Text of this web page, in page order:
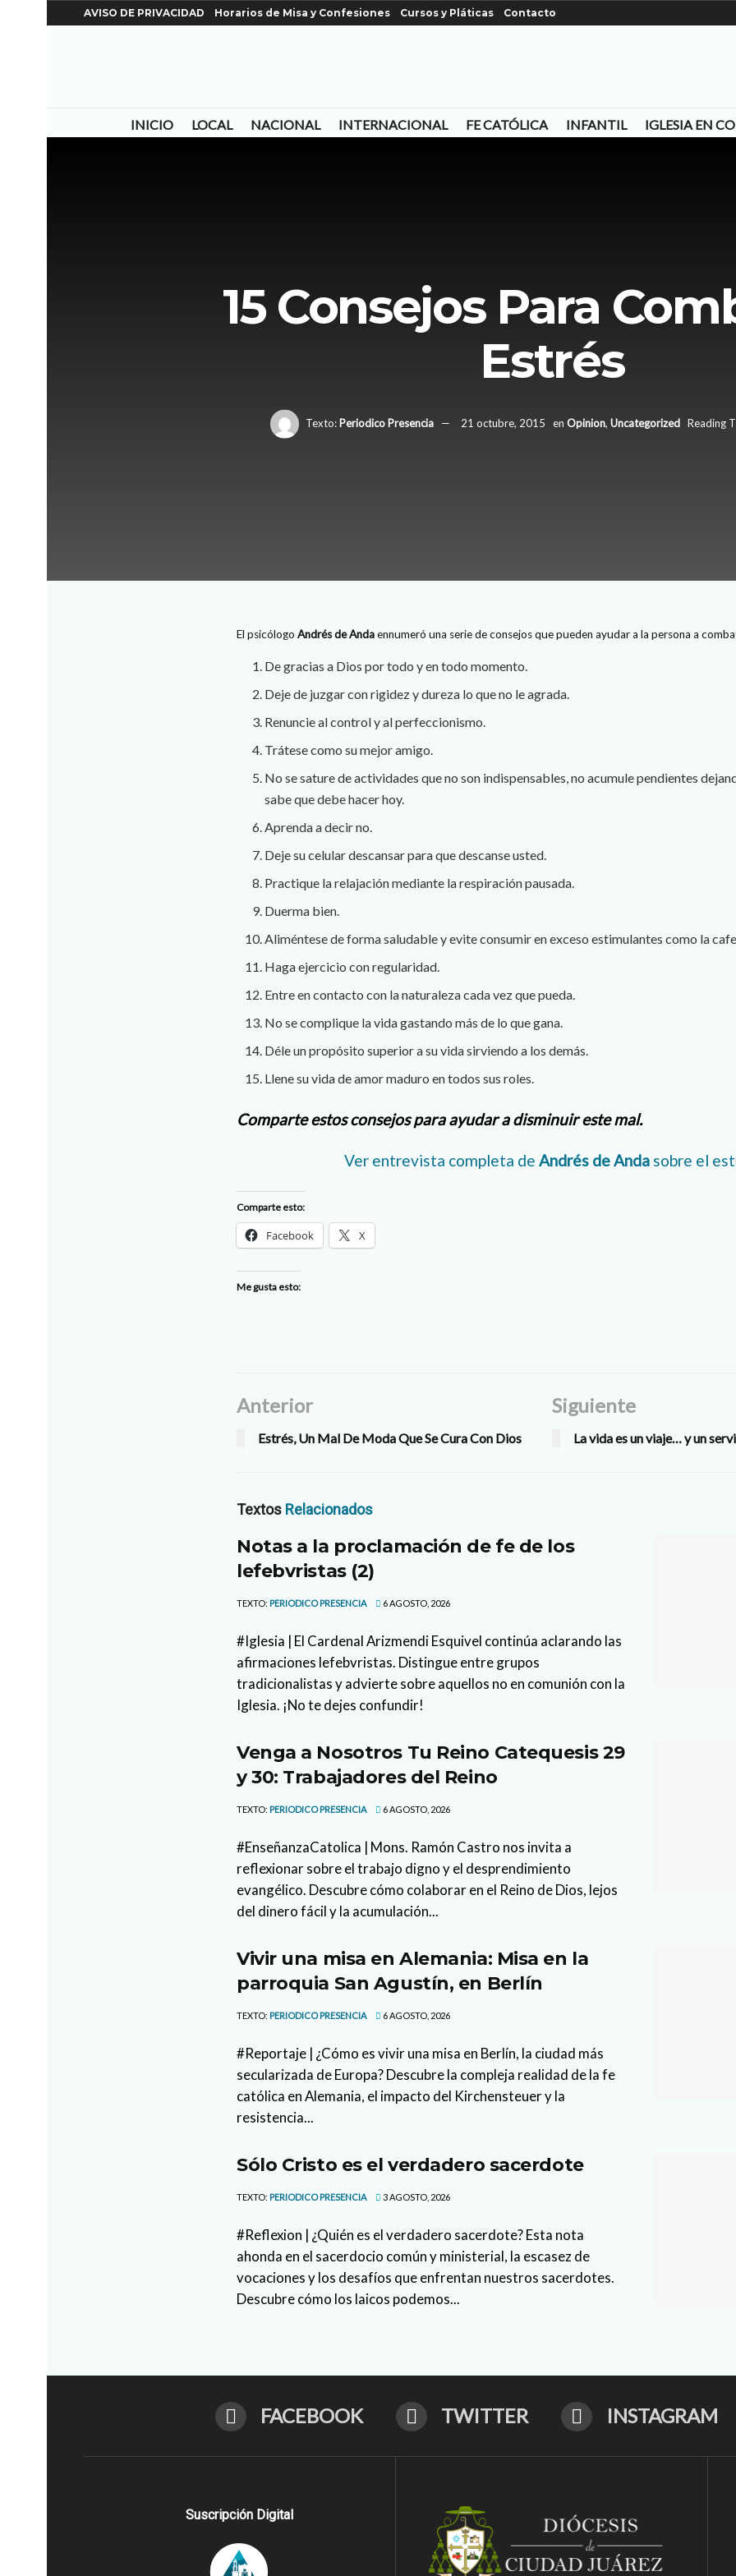
AVISO DE PRIVACIDAD Horarios de Misa y Confesiones Cursos y Pláticas Contacto
INICIO LOCAL NACIONAL INTERNACIONAL FE CATÓLICA INFANTIL IGLESIA EN
15 Consejos Para
Estrés
Texto: Periodico Presencia 21 octubre, 2015 en Opinion, Uncategorized Reading
El psicólogo Andrés de Andaennumeró una serie de consejos que pueden ayudar a la persona a
De gracias a Dios por todo y en todo momento.
Deje de juzgar con rigidez y dureza lo que no le agrada.
Renuncie al control y al perfeccionismo.
Trátese como su mejor amigo.
No se sature de actividades que no son indispensables, no acumule pendientes
sabe que debe hacer hoy.
Aprenda a decir no.
Deje su celular descansar para que descanse usted.
Practique la relajación mediante la respiración pausada.
Duerma bien.
Aliméntese de forma saludable y evite consumir en exceso estimulantes como la
Haga ejercicio con regularidad.
Entre en contacto con la naturaleza cada vez que pueda.
No se complique la vida gastando más de lo que gana.
Déle un propósito superior a su vida sirviendo a los demás.
Llene su vida de amor maduro en todos sus roles.
Comparte estos consejos para ayudar a disminuir este mal.
Ver entrevista completa de Andrés de Anda sobre el
Comparte esto:
Facebook X
Me gusta esto:
Anterior
Estrés, Un Mal De Moda Que Se Cura Con Dios
Siguiente
La vida es un viaje… y un
Textos Relacionados
Notas a la proclamación de fe de los
lefebvristas (2)
TEXTO: PERIODICO PRESENCIA 6 AGOSTO, 2026
#Iglesia | El Cardenal Arizmendi Esquivel continúa aclarando las
afirmaciones lefebvristas. Distingue entre grupos
tradicionalistas y advierte sobre aquellos no en comunión con la
Iglesia. ¡No te dejes confundir!
Venga a Nosotros Tu Reino Catequesis 29
y 30: Trabajadores del Reino
TEXTO: PERIODICO PRESENCIA 6 AGOSTO, 2026
#EnseñanzaCatolica | Mons. Ramón Castro nos invita a
reflexionar sobre el trabajo digno y el desprendimiento
evangélico. Descubre cómo colaborar en el Reino de Dios, lejos
del dinero fácil y la acumulación...
Vivir una misa en Alemania: Misa en la
parroquia San Agustín, en Berlín
TEXTO: PERIODICO PRESENCIA 6 AGOSTO, 2026
#Reportaje | ¿Cómo es vivir una misa en Berlín, la ciudad más
secularizada de Europa? Descubre la compleja realidad de la fe
católica en Alemania, el impacto del Kirchensteuer y la
resistencia...
Sólo Cristo es el verdadero sacerdote
TEXTO: PERIODICO PRESENCIA 3 AGOSTO, 2026
#Reflexion | ¿Quién es el verdadero sacerdote? Esta nota
ahonda en el sacerdocio común y ministerial, la escasez de
vocaciones y los desafíos que enfrentan nuestros sacerdotes.
Descubre cómo los laicos podemos...
FACEBOOK TWITTER INSTAGRAM
Suscripción Digital